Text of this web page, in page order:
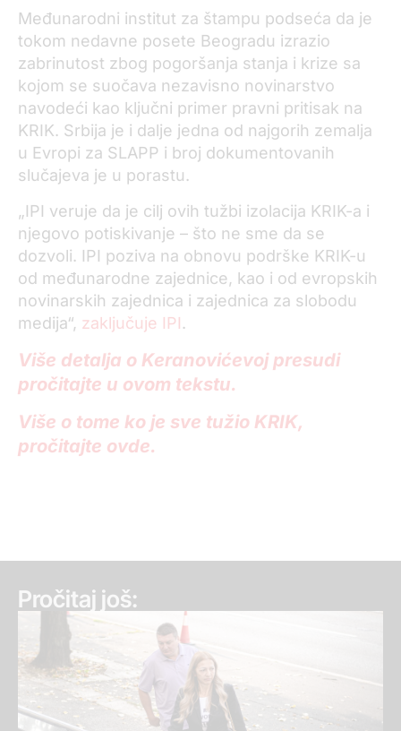
Međunarodni institut za štampu podseća da je
tokom nedavne posete Beogradu izrazio
zabrinutost zbog pogoršanja stanja i krize sa
kojom se suočava nezavisno novinarstvo
navodeći kao ključni primer pravni pritisak na
KRIK. Srbija je i dalje jedna od najgorih zemalja
u Evropi za SLAPP i broj dokumentovanih
slučajeva je u porastu.
„IPI veruje da je cilj ovih tužbi izolacija KRIK-a i
njegovo potiskivanje – što ne sme da se
dozvoli. IPI poziva na obnovu podrške KRIK-u
od međunarodne zajednice, kao i od evropskih
novinarskih zajednica i zajednica za slobodu
medija“, zaključuje IPI.
Više detalja o Keranovićevoj presudi
pročitajte u ovom tekstu.
Više o tome ko je sve tužio KRIK,
pročitajte ovde.
Pročitaj još: